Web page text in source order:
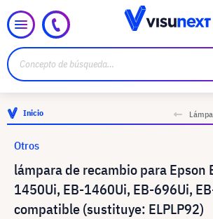
Inicio
lámpara de recambio para Epson
1450Ui, EB-1460Ui, EB-696Ui,
compatible (sustituye: ELPLP92)
Otros